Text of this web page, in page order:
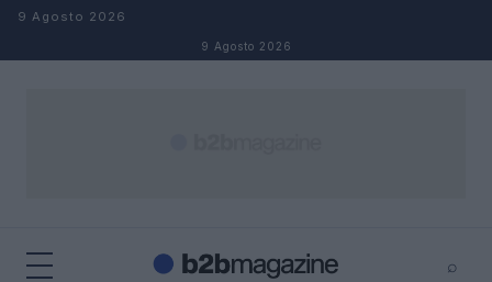
Salta al contenuto
9 Agosto 2026
9 Agosto 2026
⌕